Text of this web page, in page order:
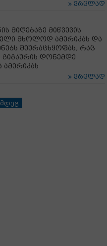
ვრცლად
მიღებაზე მიწვევის
მხოლოდ ამერიკას და
შეურაცხყოფას, რაც
გიგაურის დონემდე
ამერიკას
ვრცლად